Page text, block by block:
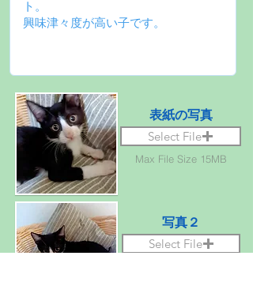
表紙の写真
Select File
Max File Size 15MB
写真２
Select File